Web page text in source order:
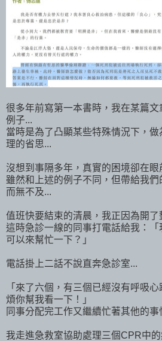
很多年前寫第一本書時，我在某篇
例子...
當時是為了凸顯某些特殊情況下，
理的省思...
沒想到事隔多年，真實的困境卻在眼
雖然和上述的例子不同，但帶給我
而無不及...
值班快要結束的清晨，我正因為開
這時急診一線的同事打電話給我：
可以來幫忙一下？」
電話掛上二話不說直奔急診室...
「來了六個，有三個已經沒有呼吸
煩你幫我看一下！」
同事分配完工作又繼續忙著其他的事
我走進急救室協助處理三個CPR中的